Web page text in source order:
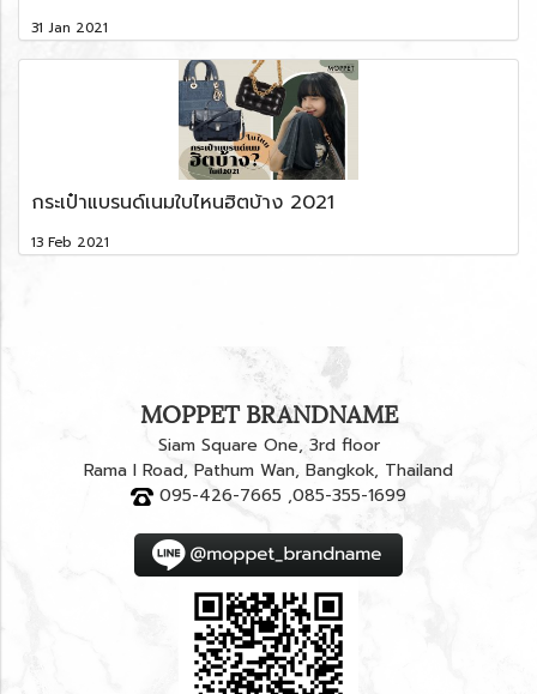
31 Jan 2021
กระเป๋าแบรนด์เนมใบไหนฮิตบ้าง 2021
13 Feb 2021
MOPPET BRANDNAME
Siam Square One, 3rd floor
Rama I Road, Pathum Wan, Bangkok, Thailand
095-426-7665 ,085-355-1699